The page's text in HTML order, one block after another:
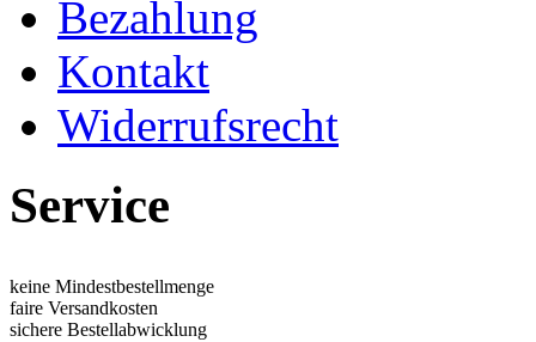
Bezahlung
Kontakt
Widerrufsrecht
Service
keine Mindestbestellmenge
faire Versandkosten
sichere Bestellabwicklung